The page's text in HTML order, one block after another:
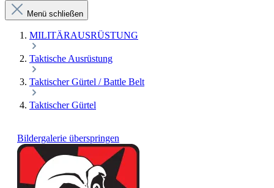
Menü schließen
MILITÄRAUSRÜSTUNG
Taktische Ausrüstung
Taktischer Gürtel / Battle Belt
Taktischer Gürtel
Bildergalerie überspringen